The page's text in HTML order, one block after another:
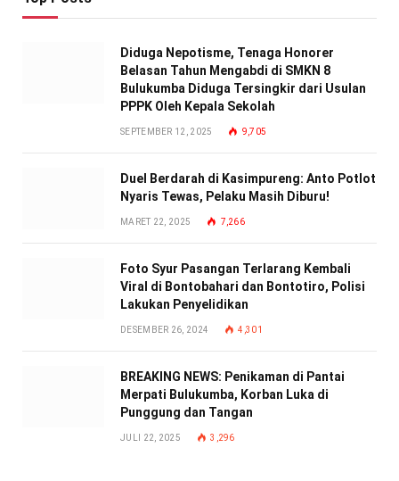
Diduga Nepotisme, Tenaga Honorer
Belasan Tahun Mengabdi di SMKN 8
Bulukumba Diduga Tersingkir dari Usulan
PPPK Oleh Kepala Sekolah
SEPTEMBER 12, 2025 9,705
Duel Berdarah di Kasimpureng: Anto Potlot
Nyaris Tewas, Pelaku Masih Diburu!
MARET 22, 2025 7,266
Foto Syur Pasangan Terlarang Kembali
Viral di Bontobahari dan Bontotiro, Polisi
Lakukan Penyelidikan
DESEMBER 26, 2024 4,301
BREAKING NEWS: Penikaman di Pantai
Merpati Bulukumba, Korban Luka di
Punggung dan Tangan
JULI 22, 2025 3,296